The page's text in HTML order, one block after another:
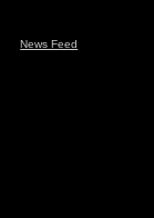
News Feed